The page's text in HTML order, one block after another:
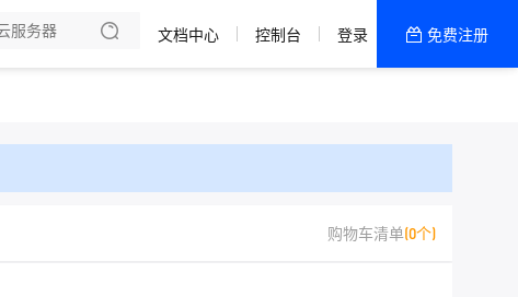
了解我们
文档中心 控制台 登录 免费注册
购物车清单(0个)